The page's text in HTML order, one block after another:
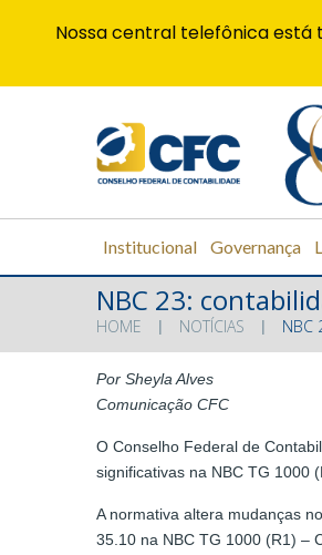
Institucional Governança
NBC 23:
HOME NOTÍCIAS NBC
Por Sheyla Alves
Comunicação CFC
O Conselho Federal de
significativas na NBC TG 1000
A normativa altera mudanças
35.10 na NBC TG 1000 (R1) –
Nossa central telefônica está